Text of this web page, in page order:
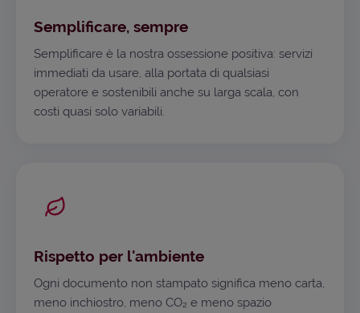
Semplificare, sempre
Semplificare è la nostra ossessione positiva: servizi
immediati da usare, alla portata di qualsiasi
operatore e sostenibili anche su larga scala, con
costi quasi solo variabili.
Rispetto per l'ambiente
Ogni documento non stampato significa meno carta,
meno inchiostro, meno CO₂ e meno spazio